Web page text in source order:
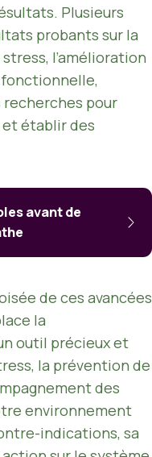
Plusieurs
probants sur la
l’amélioration
pour
établir des
avant de
de ces avancées
la
outil précieux et
la prévention de
des
environnement
indications, sa